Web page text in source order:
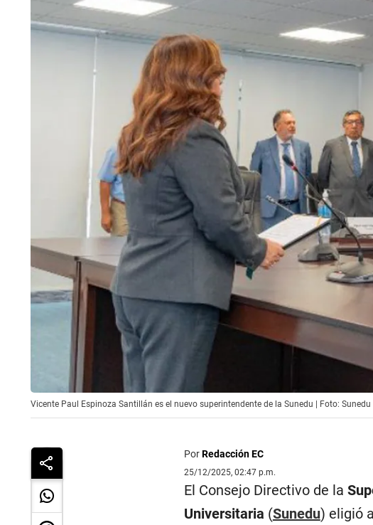
Vicente Paul Espinoza Santillán es el nuevo superintendente de la Sunedu | Foto: Sunedu
PorRedacción EC
25/12/2025, 02:47 p.m.
El Consejo Directivo de la
Universitaria (Sunedu) eligió a